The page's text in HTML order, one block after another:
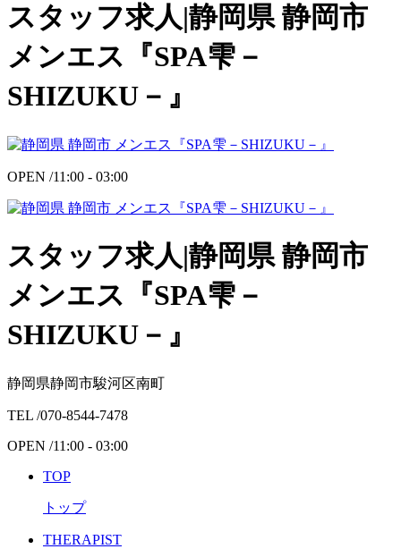
スタッフ求人|静岡県 静岡市
メンエス『SPA雫－
SHIZUKU－』
OPEN /11:00 - 03:00
スタッフ求人|静岡県 静岡市
メンエス『SPA雫－
SHIZUKU－』
静岡県静岡市駿河区南町
TEL /070-8544-7478
OPEN /11:00 - 03:00
TOP
トップ
THERAPIST